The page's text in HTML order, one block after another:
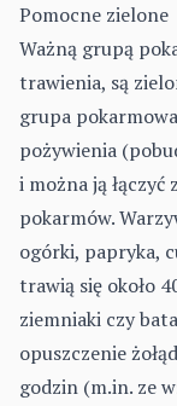
Pomocne zielone
Ważną grupą
trawienia, są
grupa
pożywienia
i można ją
pokarmów.
ogórki, papryka,
trawią się około
ziemniaki czy
opuszczenie
godzin (m.in. ze